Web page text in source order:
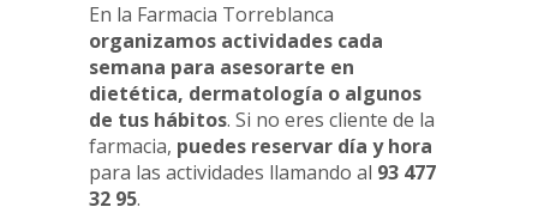
En la Farmacia Torreblanca
organizamos actividades cada
semana para asesorarte en
dietética, dermatología o algunos
de tus hábitos. Si no eres cliente de la
farmacia, puedes reservar día y hora
para las actividades llamando al 93 477
32 95.